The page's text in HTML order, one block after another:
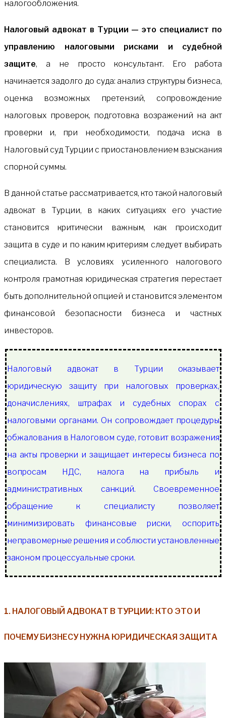
налогообложения.
Налоговый адвокат в Турции — это специалист по
управлению налоговыми рисками и судебной
защите, а не просто консультант. Его работа
начинается задолго до суда: анализ структуры бизнеса,
оценка возможных претензий, сопровождение
налоговых проверок, подготовка возражений на акт
проверки и, при необходимости, подача иска в
Налоговый суд Турции с приостановлением взыскания
спорной суммы.
В данной статье рассматривается, кто такой налоговый
адвокат в Турции, в каких ситуациях его участие
становится критически важным, как происходит
защита в суде и по каким критериям следует выбирать
специалиста. В условиях усиленного налогового
контроля грамотная юридическая стратегия перестает
быть дополнительной опцией и становится элементом
финансовой безопасности бизнеса и частных
инвесторов.
Налоговый адвокат в Турции оказывает
юридическую защиту при налоговых проверках,
доначислениях, штрафах и судебных спорах с
налоговыми органами. Он сопровождает процедуры
обжалования в Налоговом суде, готовит возражения
на акты проверки и защищает интересы бизнеса по
вопросам НДС, налога на прибыль и
административных санкций. Своевременное
обращение к специалисту позволяет
минимизировать финансовые риски, оспорить
неправомерные решения и соблюсти установленные
законом процессуальные сроки.
1. НАЛОГОВЫЙ АДВОКАТ В ТУРЦИИ: КТО ЭТО И
ПОЧЕМУ БИЗНЕСУ НУЖНА ЮРИДИЧЕСКАЯ ЗАЩИТА